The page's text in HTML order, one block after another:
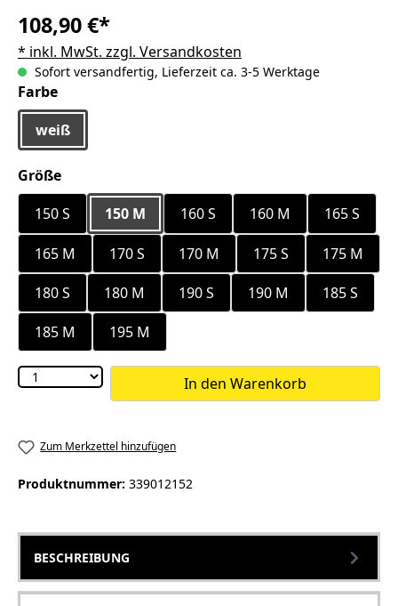
108,90 €*
* inkl. MwSt. zzgl. Versandkosten
Sofort versandfertig, Lieferzeit ca. 3-5 Werktage
Farbeauswählen
weiß
Größeauswählen
150 S
150 M 160 S 160 M 165 S
165 M 170 S 170 M 175 S
175 M
180 S
180 M 190 S 190 M
185 S
185 M
195 M
In den Warenkorb
Zum Merkzettel hinzufügen
Produktnummer: 339012152
BESCHREIBUNG